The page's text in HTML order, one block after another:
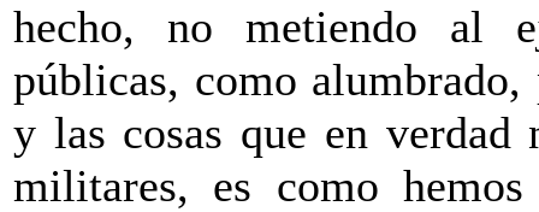
hecho, no metiendo al
públicas, como
y las cosas que en verdad
militares, es como